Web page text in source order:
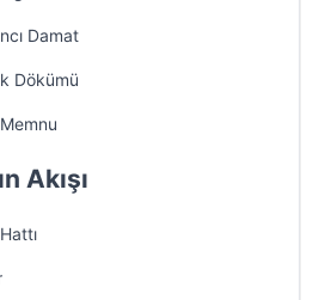
Damat
Dökümü
Akışı